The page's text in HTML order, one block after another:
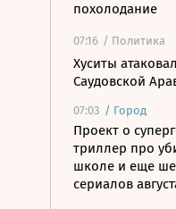
похолодание
07:16 / Политика
Хуситы
Саудовской
07:03 / Город
Проект о
триллер про
школе и еще
сериалов